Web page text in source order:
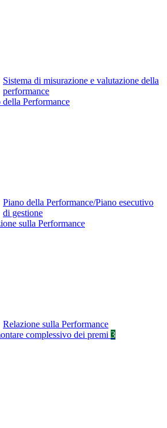
Sistema di misurazione e valutazione della
performance
della Performance
Piano della Performance/Piano esecutivo
di gestione
sulla Performance
Relazione sulla Performance
complessivo dei premi 3